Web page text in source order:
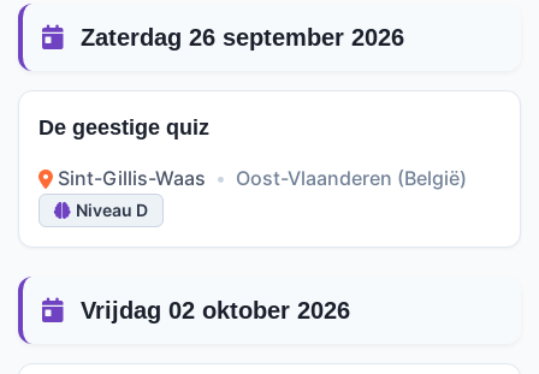
Zaterdag 26 september 2026
De geestige quiz
Sint-Gillis-Waas • Oost-Vlaanderen (België)
Niveau D
Vrijdag 02 oktober 2026